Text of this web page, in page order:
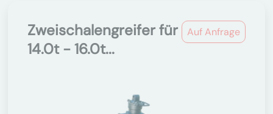
Auf Anfrage
Zweischalengreifer für
14.0t - 16.0t...